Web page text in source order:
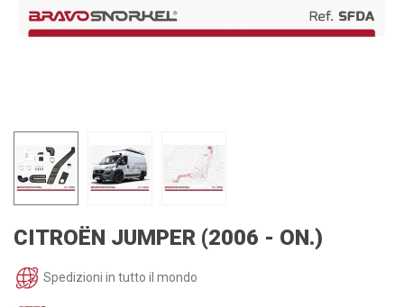
CITROËN JUMPER (2006 - ON.)
Spedizioni in tutto il mondo